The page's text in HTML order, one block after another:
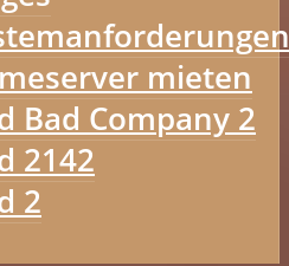
mieten
Bad Company 2
2142
2